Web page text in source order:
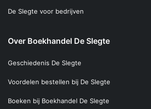
De Slegte voor bedrijven
Over Boekhandel De Slegte
Geschiedenis De Slegte
Voordelen bestellen bij De Slegte
Boeken bij Boekhandel De Slegte